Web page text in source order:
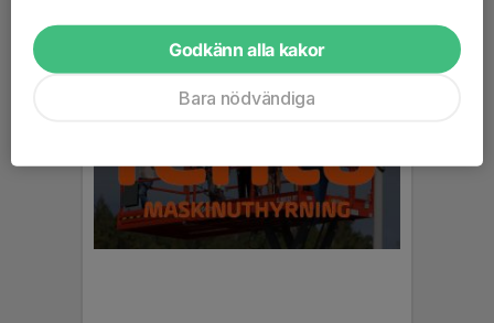
Godkänn alla kakor
Bara nödvändiga